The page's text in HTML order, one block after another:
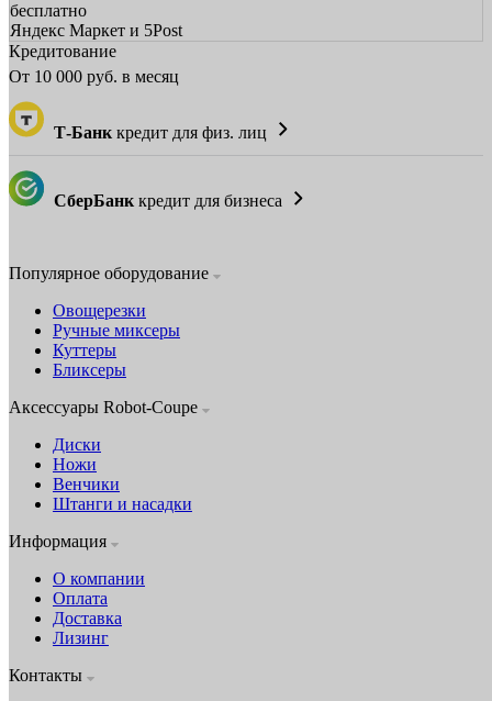
бесплатно
Яндекс Маркет и 5Post
Кредитование
От 10 000 руб. в месяц
Т-Банк кредит для физ. лиц
СберБанк кредит для бизнеса
Популярное оборудование
Овощерезки
Ручные миксеры
Куттеры
Бликсеры
Аксессуары Robot-Coupe
Диски
Ножи
Венчики
Штанги и насадки
Информация
О компании
Оплата
Доставка
Лизинг
Контакты